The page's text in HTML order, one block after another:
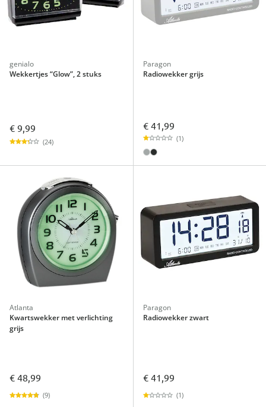
genialo
Wekkertjes “Glow”, 2 stuks
€ 9,99
(24)
Paragon
Radiowekker grijs
€ 41,99
(1)
Atlanta
Kwartswekker met verlichting
grijs
€ 48,99
(9)
Paragon
Radiowekker zwart
€ 41,99
(1)